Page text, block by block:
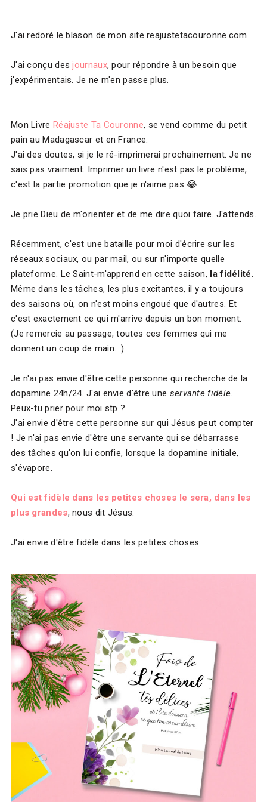
J'ai redoré le blason de mon sitereajustetacouronne.com
J'ai conçu des journaux, pour répondre à un besoin que
j'expérimentais. Je ne m'en passe plus.
Mon Livre Réajuste Ta Couronne, se vend comme du petit
pain au Madagascar et en France.
J'ai des doutes, si je le ré-imprimerai prochainement. Je ne
sais pas vraiment. Imprimer un livre n'est pas le problème,
c'est la partie promotion que je n'aime pas 😂
Je prie Dieu de m'orienter et de me dire quoi faire. J'attends.
Récemment, c'est une bataille pour moi d'écrire sur les
réseaux sociaux, ou par mail, ou sur n'importe quelle
plateforme. Le Saint-m'apprend en cette saison, la fidélité.
Même dans les tâches, les plus excitantes, il y a toujours
des saisons où, on n'est moins engoué que d'autres. Et
c'est exactement ce qui m'arrive depuis un bon moment.
(Je remercie au passage, toutes ces femmes qui me
donnent un coup de main.. )
Je n'ai pas envie d'être cette personne qui recherche de la
dopamine 24h/24. J'ai envie d'être une servante fidèle.
Peux-tu prier pour moi stp ?
J'ai envie d'être cette personne sur qui Jésus peut compter
! Je n'ai pas envie d'être une servante qui se débarrasse
des tâches qu'on lui confie, lorsque la dopamine initiale,
s'évapore.
Qui est fidèle dans les petites choses le sera, dans les
plus grandes, nous dit Jésus.
J'ai envie d'être fidèle dans les petites choses.